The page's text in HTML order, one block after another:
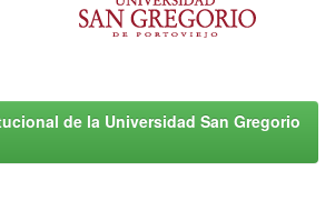
de la Universidad San Gregorio